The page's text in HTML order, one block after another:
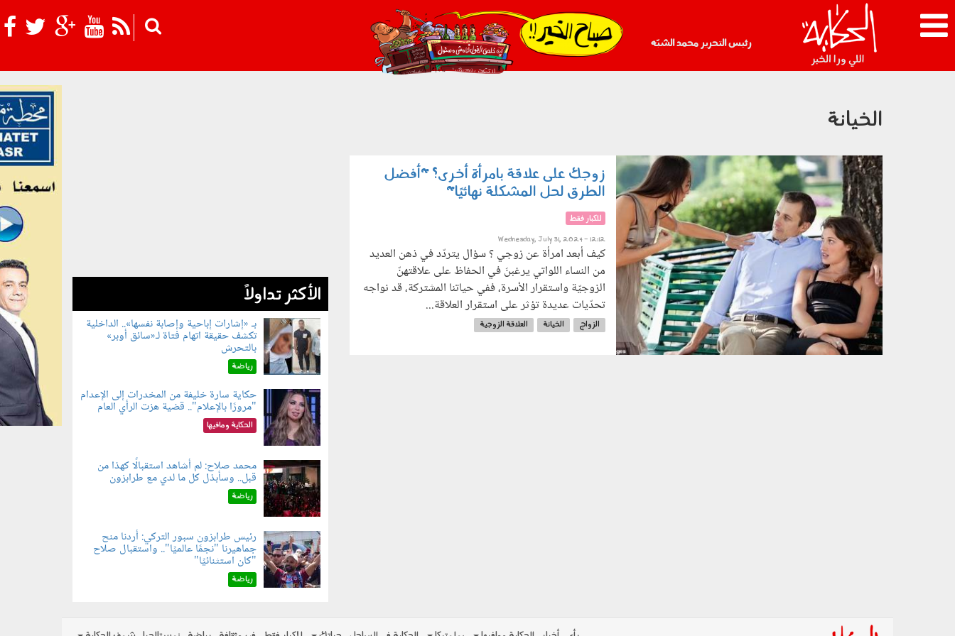
رئيس التحرير محمد الشبّه
021_2.png
الخيانة
3107_003.jpg
زوجك على علاقة بامرأة أخرى؟ "أفضل
الطرق لحل المشكلة نهائيًا"
للكبار فقط
Wednesday, July 31, 2024 - 12:12
كيف أبعد امرأة عن زوجي ؟ سؤال يتردّد في ذهن العديد
من النساء اللواتي يرغبنَ في الحفاظ على علاقتهنّ
الزوجيّة واستقرار الأسرة، ففي حياتنا المشتركة، قد نواجه
تحدّيات عديدة تؤثر على استقرار العلاقة...
الزواج الخيانة العلاقة الزوجية
الأكثر تداولاً
060804.jpg
بـ «إشارات إباحية وإصابة نفسها».. الداخلية
تكشف حقيقة اتهام فتاة لـ«سائق أوبر»
بالتحرش
رياضة
060801.jpeg
حكاية سارة خليفة من المخدرات إلى الإعدام
"مرورًا بالإعلام".. قضية هزت الرأي العام
الحكاية ومافيها
060802.jpg
محمد صلاح: لم أشاهد استقبالًا كهذا من
قبل.. وسأبذل كل ما لدي مع طرابزون
رياضة
060803.jpg
رئيس طرابزون سبور التركي: أردنا منح
جماهيرنا "نجمًا عالميًا".. واستقبال صلاح
"كان استثنائيًا"
رياضة